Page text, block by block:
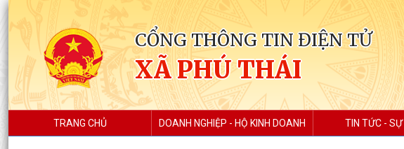
CỔNG THÔNG TIN ĐIỆN TỬ
XÃ PHÚ THÁI
TRANG CHỦ DOANH NGHIỆP - HỘ KINH DOANH TIN TỨC - SỰ